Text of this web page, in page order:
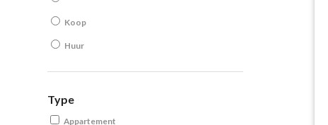
Koop
Huur
Type
Appartement